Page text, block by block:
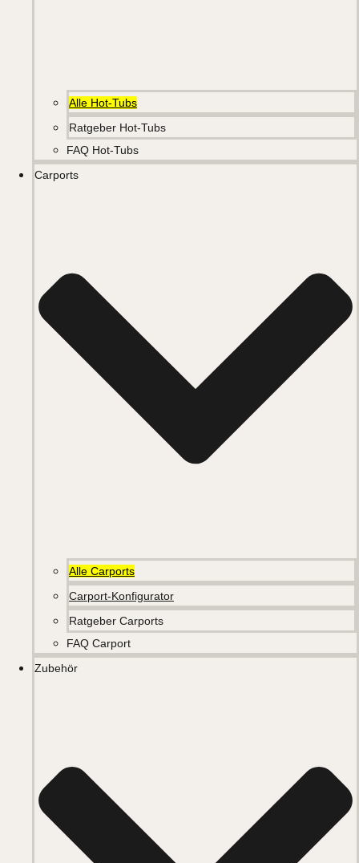
Alle Hot-Tubs
Ratgeber Hot-Tubs
FAQ Hot-Tubs
Carports
Alle Carports
Carport-Konfigurator
Ratgeber Carports
FAQ Carport
Zubehör